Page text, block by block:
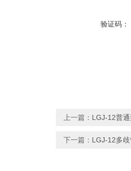
验证码：
上一篇： LGJ-12普
下一篇： LGJ-12多